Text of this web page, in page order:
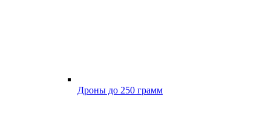
Дроны до 250 грамм